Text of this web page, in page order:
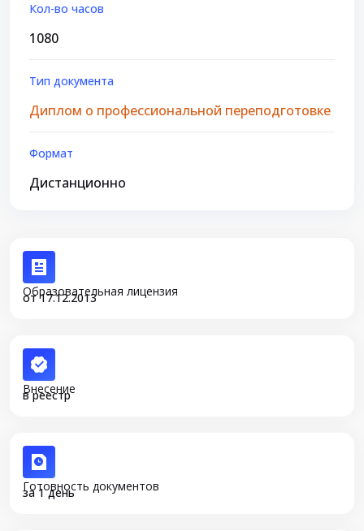
Кол-во часов
1080
Тип документа
Диплом о профессиональной переподготовке
Формат
Дистанционно
Образовательная лицензия
от 17.12.2013
Внесение
в реестр
Готовность документов
за 1 день